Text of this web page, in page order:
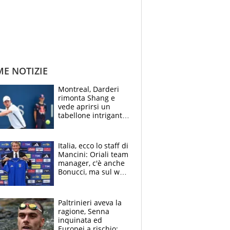
NOTIZIE
Montreal, Darderi
rimonta Shang e
vede aprirsi un
tabellone intrigante:
felice del mio livello"
Italia, ecco lo staff di
Mancini: Oriali team
manager, c'è anche
Bonucci, ma sul web
Paltrinieri aveva la
ragione, Senna
inquinata ed